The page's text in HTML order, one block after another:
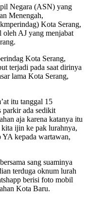
Negara (ASN) yang
Menengah,
Kota Serang,
oleh AJ yang menjabat
Kota Serang,
terjadi pada saat dirinya
lama Kota Serang,
itu tanggal 15
parkir ada sedikit
aja karena katanya itu
ijin ke pak lurahnya,
YA kepada wartawan,
sang suaminya
terduga oknum lurah
berisi foto mobil
Kota Baru.